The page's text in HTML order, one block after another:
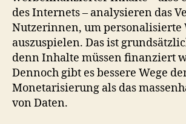
des Internets – analysieren das
Nutzerinnen, um personalisierte
auszuspielen. Das ist
denn Inhalte müssen finanziert
Dennoch gibt es bessere Wege
Monetarisierung als das
von Daten.